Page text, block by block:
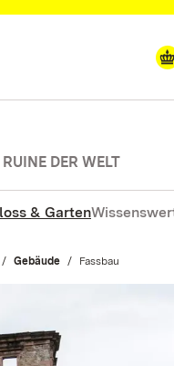
DER WELT
& Garten
Gebäude Aktuell:
Fassbau